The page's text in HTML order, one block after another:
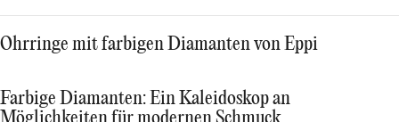
Ohrringe mit farbigen Diamanten von Eppi
Farbige Diamanten: Ein Kaleidoskop an
Möglichkeiten für modernen Schmuck